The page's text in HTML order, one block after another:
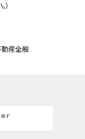
）
動産全般